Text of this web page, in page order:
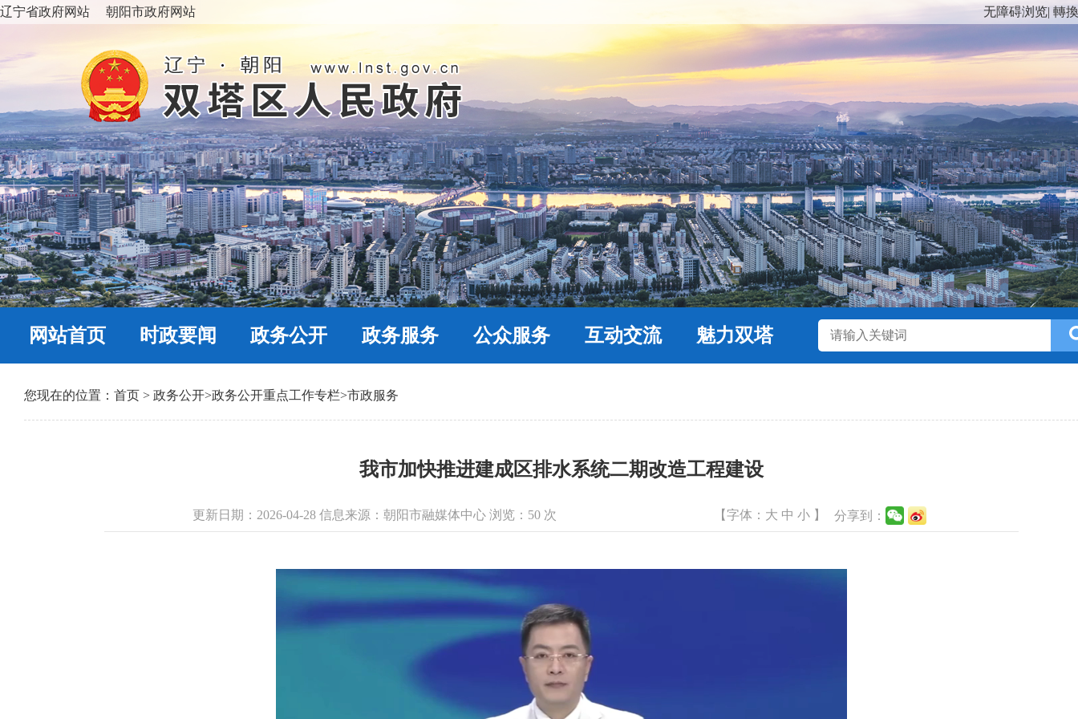
辽宁省政府网站 朝阳市政府网站 无障碍浏览| 轉
网站首页 时政要闻 政务公开 政务服务 公众服务 互动交流 魅力双塔
您现在的位置： 首页 > 政务公开>政务公开重点工作专栏>市政服务
我市加快推进建成区排水系统二期改造工程建设
更新日期：2026-04-28 信息来源：朝阳市融媒体中心 浏览： 50 次 【字体： 大 中 小 】 分享到：